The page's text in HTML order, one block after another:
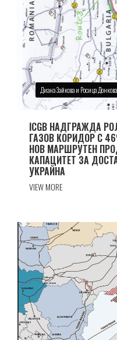
Диана Зайкова и Росица Донкова
ICGB НАДГРАЖДА
ГАЗОВ КОРИДОР С
НОВ МАРШРУТЕН
КАПАЦИТЕТ ЗА
УКРАЙНА
VIEW MORE